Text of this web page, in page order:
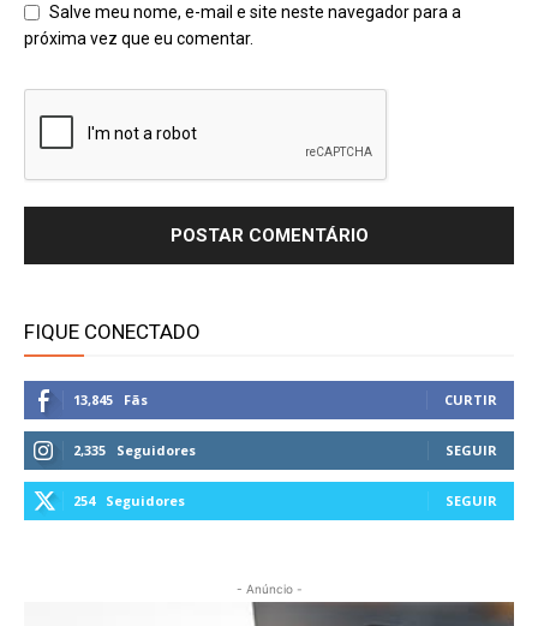
Salve meu nome, e-mail e site neste navegador para a
próxima vez que eu comentar.
FIQUE CONECTADO
13,845 Fãs CURTIR
2,335 Seguidores SEGUIR
254 Seguidores SEGUIR
- Anúncio -